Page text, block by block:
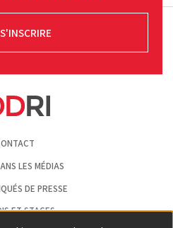
S'INSCRIRE
LES MÉDIAS
DE PRESSE
ET STAGES